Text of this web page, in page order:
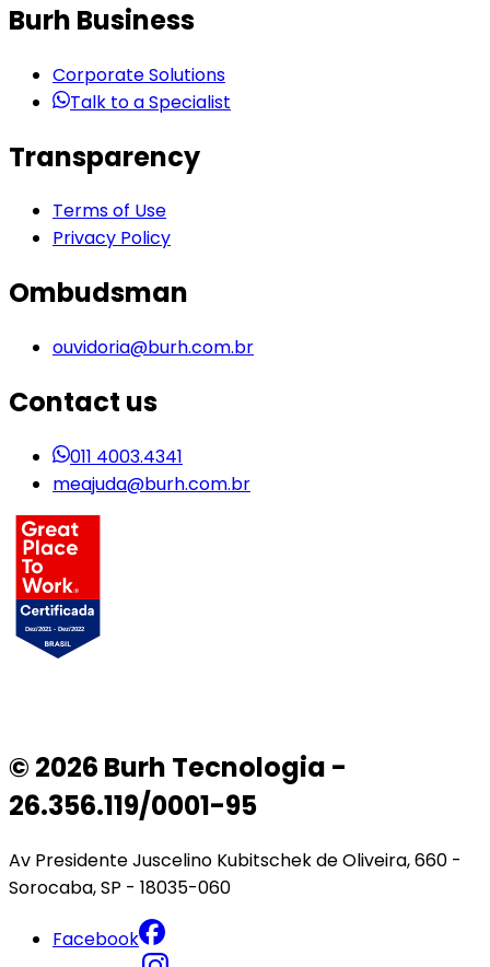
Burh Business
Corporate Solutions
Talk to a Specialist
Transparency
Terms of Use
Privacy Policy
Ombudsman
ouvidoria@burh.com.br
Contact us
011 4003.4341
meajuda@burh.com.br
© 2026 Burh Tecnologia -
26.356.119/0001-95
Av Presidente Juscelino Kubitschek de Oliveira, 660 -
Sorocaba, SP - 18035-060
Facebook